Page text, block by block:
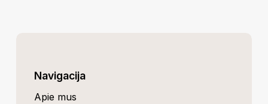
Navigacija
Apie mus